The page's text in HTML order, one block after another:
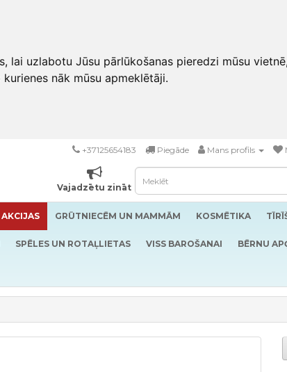
lai uzlabotu Jūsu pārlūkošanas pieredzi mūsu
nāk mūsu apmeklētāji.
+37125654183 Piegāde Mans profils
Vajadzētu zināt
AKCIJAS GRŪTNIECĒM UN MAMMĀM KOSMĒTIKA
SPĒLES UN ROTAĻLIETAS VISS BAROŠANAI BĒRNU